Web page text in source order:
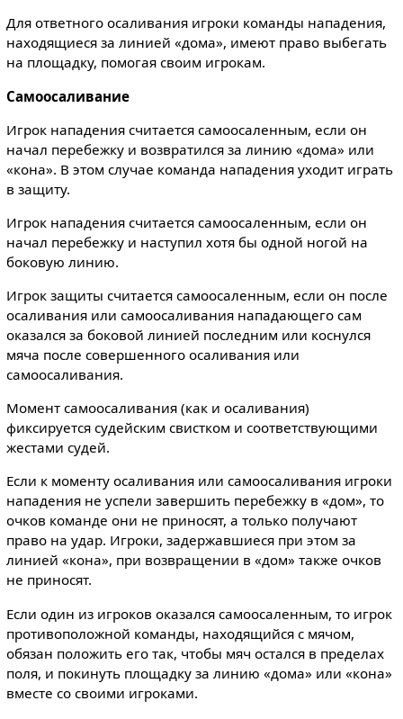
Для ответного осаливания игроки команды нападения,
находящиеся за линией «дома», имеют право выбегать
на площадку, помогая своим игрокам.
Самоосаливание
Игрок нападения считается самоосаленным, если он
начал перебежку и возвратился за линию «дома» или
«кона». В этом случае команда нападения уходит играть
в защиту.
Игрок нападения считается самоосаленным, если он
начал перебежку и наступил хотя бы одной ногой на
боковую линию.
Игрок защиты считается самоосаленным, если он после
осаливания или самоосаливания нападающего сам
оказался за боковой линией последним или коснулся
мяча после совершенного осаливания или
самоосаливания.
Момент самоосаливания (как и осаливания)
фиксируется судейским свистком и соответствующими
жестами судей.
Если к моменту осаливания или самоосаливания игроки
нападения не успели завершить перебежку в «дом», то
очков команде они не приносят, а только получают
право на удар. Игроки, задержавшиеся при этом за
линией «кона», при возвращении в «дом» также очков
не приносят.
Если один из игроков оказался самоосаленным, то игрок
противоположной команды, находящийся с мячом,
обязан положить его так, чтобы мяч остался в пределах
поля, и покинуть площадку за линию «дома» или «кона»
вместе со своими игроками.